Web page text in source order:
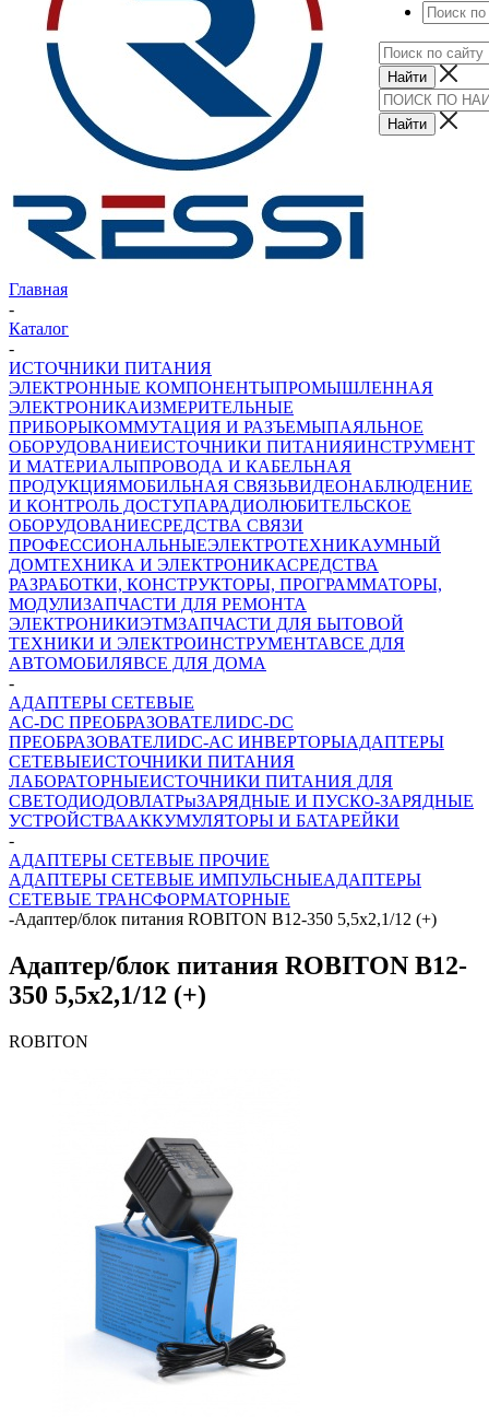
Главная
-
Каталог
-
ИСТОЧНИКИ ПИТАНИЯ
ЭЛЕКТРОННЫЕ КОМПОНЕНТЫПРОМЫШЛЕННАЯ
ЭЛЕКТРОНИКАИЗМЕРИТЕЛЬНЫЕ
ПРИБОРЫКОММУТАЦИЯ И РАЗЪЕМЫПАЯЛЬНОЕ
ОБОРУДОВАНИЕИСТОЧНИКИ ПИТАНИЯИНСТРУМЕНТ
И МАТЕРИАЛЫПРОВОДА И КАБЕЛЬНАЯ
ПРОДУКЦИЯМОБИЛЬНАЯ СВЯЗЬВИДЕОНАБЛЮДЕНИЕ
И КОНТРОЛЬ ДОСТУПАРАДИОЛЮБИТЕЛЬСКОЕ
ОБОРУДОВАНИЕСРЕДСТВА СВЯЗИ
ПРОФЕССИОНАЛЬНЫЕЭЛЕКТРОТЕХНИКАУМНЫЙ
ДОМТЕХНИКА И ЭЛЕКТРОНИКАСРЕДСТВА
РАЗРАБОТКИ, КОНСТРУКТОРЫ, ПРОГРАММАТОРЫ,
МОДУЛИЗАПЧАСТИ ДЛЯ РЕМОНТА
ЭЛЕКТРОНИКИЭТМЗАПЧАСТИ ДЛЯ БЫТОВОЙ
ТЕХНИКИ И ЭЛЕКТРОИНСТРУМЕНТАВСЕ ДЛЯ
АВТОМОБИЛЯВСЕ ДЛЯ ДОМА
-
АДАПТЕРЫ СЕТЕВЫЕ
AC-DC ПРЕОБРАЗОВАТЕЛИDC-DC
ПРЕОБРАЗОВАТЕЛИDC-AC ИНВЕРТОРЫАДАПТЕРЫ
СЕТЕВЫЕИСТОЧНИКИ ПИТАНИЯ
ЛАБОРАТОРНЫЕИСТОЧНИКИ ПИТАНИЯ ДЛЯ
СВЕТОДИОДОВЛАТРыЗАРЯДНЫЕ И ПУСКО-ЗАРЯДНЫЕ
УСТРОЙСТВААККУМУЛЯТОРЫ И БАТАРЕЙКИ
-
АДАПТЕРЫ СЕТЕВЫЕ ПРОЧИЕ
АДАПТЕРЫ СЕТЕВЫЕ ИМПУЛЬСНЫЕАДАПТЕРЫ
СЕТЕВЫЕ ТРАНСФОРМАТОРНЫЕ
-Адаптер/блок питания ROBITON B12-350 5,5х2,1/12 (+)
Адаптер/блок питания ROBITON B12-
350 5,5х2,1/12 (+)
ROBITON